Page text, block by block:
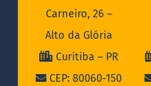
Carneiro, 26 –
Alto da Glória
Curitiba – PR
CEP: 80060-150